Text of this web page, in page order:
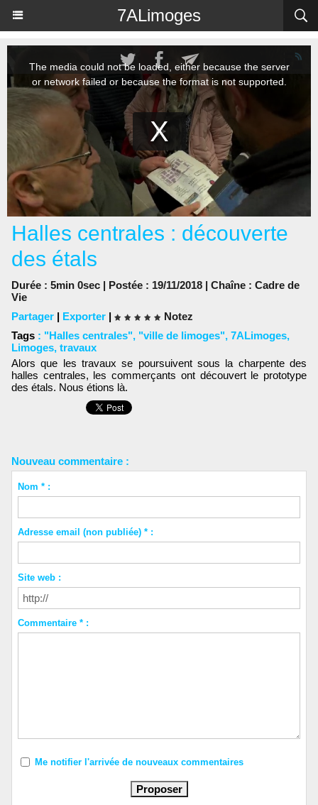
7ALimoges
Halles centrales : découverte
des étals
Durée : 5min 0sec | Postée : 19/11/2018 | Chaîne : Cadre de
Vie
Partager | Exporter |
Notez
Tags : "Halles centrales", "ville de limoges", 7ALimoges,
Limoges, travaux
Alors que les travaux se poursuivent sous la charpente des
halles centrales, les commerçants ont découvert le prototype
des étals. Nous étions là.
Nouveau commentaire :
Nom * :
Adresse email (non publiée) * :
Site web :
Commentaire * :
Me notifier l'arrivée de nouveaux commentaires